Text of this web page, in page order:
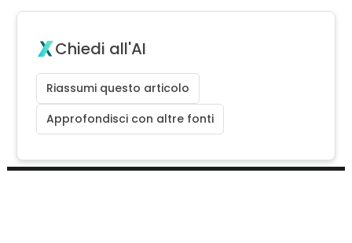
Chiedi all'AI
Riassumi questo articolo
Approfondisci con altre fonti